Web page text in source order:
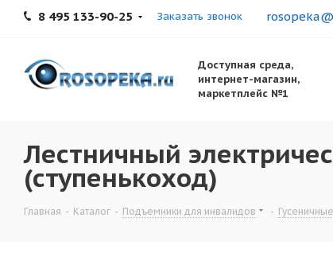
8 495 133-90-25 Заказать звонок
Доступная среда,
интернет-магазин,
маркетплейс №1
Лестничный
(ступенькоход)
Главная - Каталог - Подъемники для инвалидов -